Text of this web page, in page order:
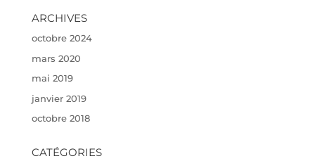
ARCHIVES
octobre 2024
mars 2020
mai 2019
janvier 2019
octobre 2018
CATÉGORIES